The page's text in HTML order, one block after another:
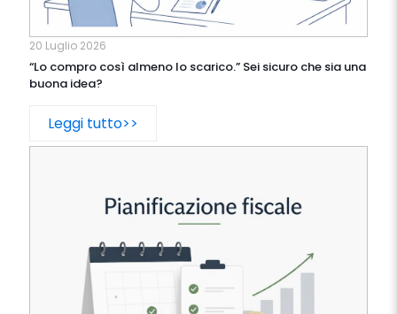
20 Luglio 2026
“Lo compro così almeno lo scarico.” Sei sicuro che sia una
buona idea?
Leggi tutto>>